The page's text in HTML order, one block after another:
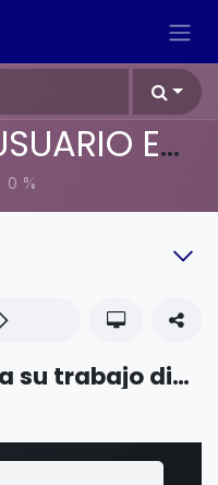
MANUALES DE USUARIO EN ESPAÑOL ODOO 19
0 %
CRM - Mejoras para su trabajo diario - Utilizar actividades para los equipos de ventas